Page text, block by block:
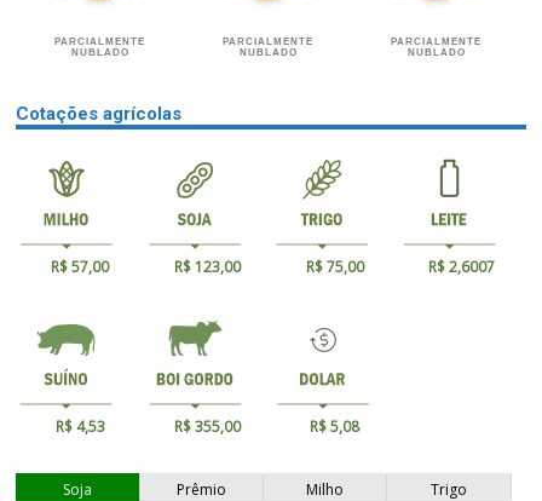
PARCIALMENTE
NUBLADO
PARCIALMENTE
NUBLADO
PARCIALMENTE
NUBLADO
Cotações agrícolas
R$ 57,00 R$ 123,00 R$ 75,00 R$ 2,6007
R$ 4,53 R$ 355,00 R$ 5,08
Soja Prêmio Milho
Trigo